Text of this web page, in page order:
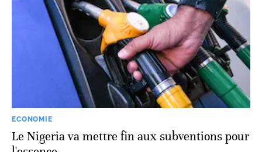
ECONOMIE
Le Nigeria va mettre fin aux subventions pour